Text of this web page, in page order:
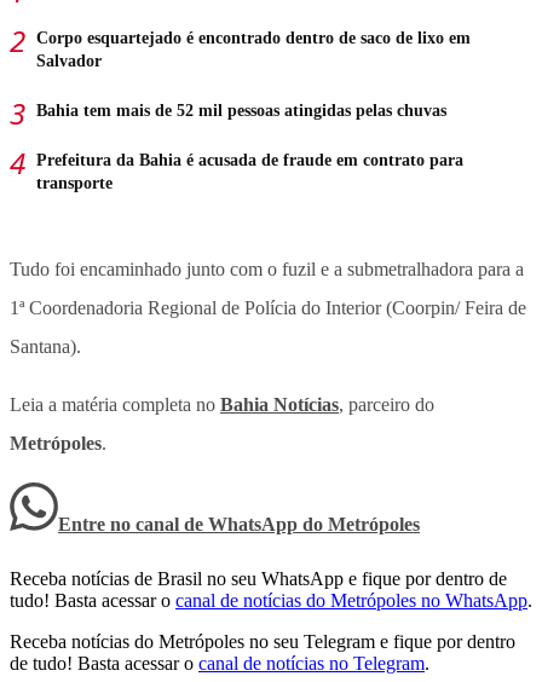
Corpo esquartejado é encontrado dentro de saco de lixo em
Salvador
Bahia tem mais de 52 mil pessoas atingidas pelas chuvas
Prefeitura da Bahia é acusada de fraude em contrato para
transporte
Tudo foi encaminhado junto com o fuzil e a submetralhadora para a
1ª Coordenadoria Regional de Polícia do Interior (Coorpin/ Feira de
Santana).
Leia a matéria completa no Bahia Notícias, parceiro do
Metrópoles.
Entre no canal de WhatsApp do Metrópoles
Receba notícias de Brasil no seu WhatsApp e fique por dentro de
tudo! Basta acessar o canal de notícias do Metrópoles no WhatsApp.
Receba notícias do Metrópoles no seu Telegram e fique por dentro
de tudo! Basta acessar o canal de notícias no Telegram.